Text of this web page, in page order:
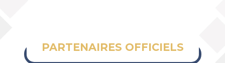
PARTENAIRES OFFICIELS